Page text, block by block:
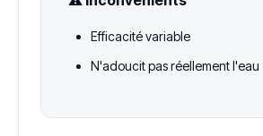
Efficacité variable
N'adoucit pas réellement l'eau